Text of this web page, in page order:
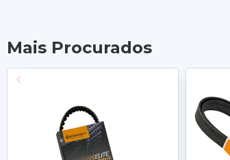
Mais Procurados